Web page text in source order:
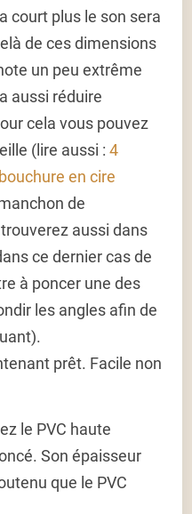
court plus le son sera
de ces dimensions
un peu extrême
aussi réduire
cela vous pouvez
(lire aussi :4
en cire
de
aussi dans
ce dernier cas de
à poncer une des
les angles afin de
prêt. Facile non
le PVC haute
Son épaisseur
que le PVC